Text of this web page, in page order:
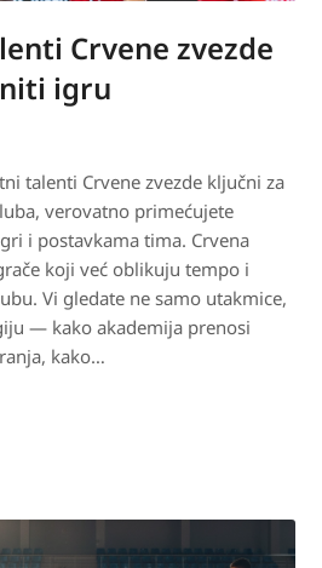
Crvene zvezde
igru
talenti Crvene zvezde ključni za
verovatno primećujete
i postavkama tima. Crvena
koji već oblikuju tempo i
Vi gledate ne samo utakmice,
— kako akademija prenosi
kako…